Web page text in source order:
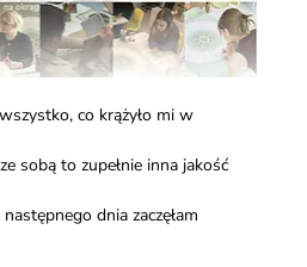
co krążyło mi w
sobą to zupełnie inna jakość
dnia zaczęłam